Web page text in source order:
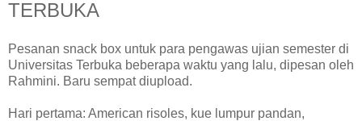
TERBUKA
Pesanan snack box untuk para pengawas ujian semester di
Universitas Terbuka beberapa waktu yang lalu, dipesan oleh
Rahmini. Baru sempat diupload.
Hari pertama: American risoles, kue lumpur pandan,